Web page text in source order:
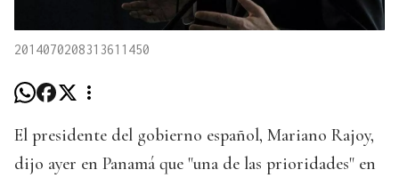
2014070208313611450
El presidente del gobierno español, Mariano Rajoy,
dijo ayer en Panamá que "una de las prioridades" en